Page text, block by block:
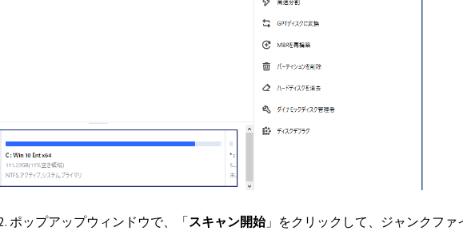
ポップアップウィンドウで、「スキャン開始」をクリックして、ジャンクファ